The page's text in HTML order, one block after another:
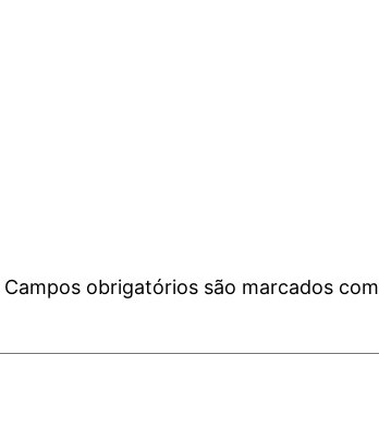
Campos obrigatórios são marcados com